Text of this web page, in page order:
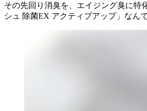
その先回り消臭を、エイジング臭に特
シュ 除菌EX アクティブアップ」なんで